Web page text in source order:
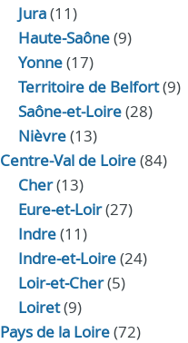
Jura(11)
Haute‑Saône(9)
Yonne(17)
Territoire de Belfort(9)
Saône-et-Loire(28)
Nièvre(13)
Centre-Val de Loire(84)
Cher(13)
Eure‑et‑Loir(27)
Indre(11)
Indre‑et‑Loire(24)
Loir‑et‑Cher(5)
Loiret(9)
Pays de la Loire(72)